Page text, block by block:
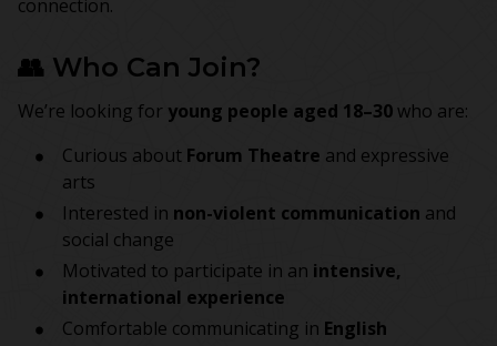
connection.
👥 Who Can Join?
We’re looking for young people aged 18–30who are:
Curious about Forum Theatre and expressive
arts
Interested in non-violent communication and
social change
Motivated to participate in an intensive,
international experience
Comfortable communicating in English